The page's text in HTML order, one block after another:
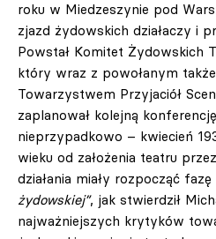
roku w Miedzeszynie pod
zjazd żydowskich działaczy i
Powstał Komitet Żydowskich
który wraz z powołanym
Towarzystwem Przyjaciół
zaplanował kolejną
nieprzypadkowo – kwiecień
wieku od założenia teatru
działania miały rozpocząć fazę
żydowskiej”, jak stwierdził
najważniejszych krytyków